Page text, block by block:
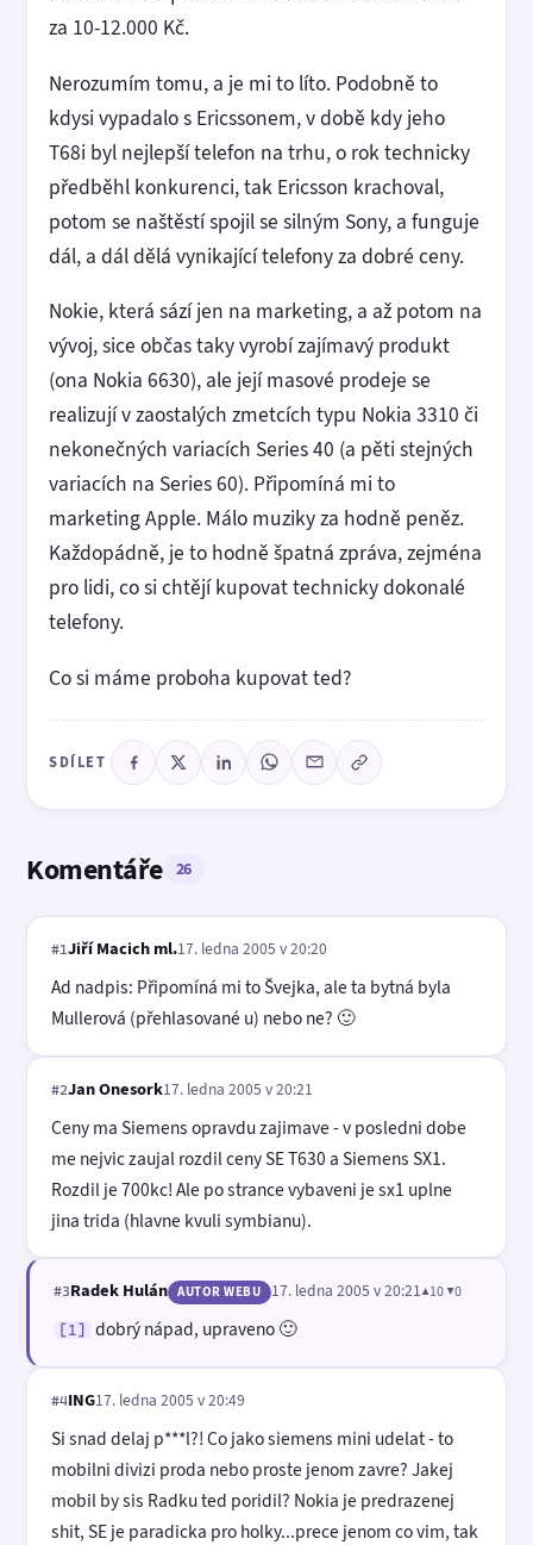
za 10-12.000 Kč.
Nerozumím tomu, a je mi to líto. Podobně to
kdysi vypadalo s Ericssonem, v době kdy jeho
T68i byl nejlepší telefon na trhu, o rok technicky
předběhl konkurenci, tak Ericsson krachoval,
potom se naštěstí spojil se silným Sony, a funguje
dál, a dál dělá vynikající telefony za dobré ceny.
Nokie, která sází jen na marketing, a až potom na
vývoj, sice občas taky vyrobí zajímavý produkt
(ona Nokia 6630), ale její masové prodeje se
realizují v zaostalých zmetcích typu Nokia 3310 či
nekonečných variacích Series 40 (a pěti stejných
variacích na Series 60). Připomíná mi to
marketing Apple. Málo muziky za hodně peněz.
Každopádně, je to hodně špatná zpráva, zejména
pro lidi, co si chtějí kupovat technicky dokonalé
telefony.
Co si máme proboha kupovat ted?
SDÍLET
Komentáře 26
#1Jiří Macich ml.17. ledna 2005 v 20:20
Ad nadpis: Připomíná mi to Švejka, ale ta bytná byla
Mullerová (přehlasované u) nebo ne? 🙂
#2Jan Onesork17. ledna 2005 v 20:21
Ceny ma Siemens opravdu zajimave - v posledni dobe
me nejvic zaujal rozdil ceny SE T630 a Siemens SX1.
Rozdil je 700kc! Ale po strance vybaveni je sx1 uplne
jina trida (hlavne kvuli symbianu).
#3Radek Hulán AUTOR WEBU 17. ledna 2005 v 20:21▲10 ▼0
[1] dobrý nápad, upraveno 🙂
#4ING17. ledna 2005 v 20:49
Si snad delaj p***l?! Co jako siemens mini udelat - to
mobilni divizi proda nebo proste jenom zavre? Jakej
mobil by sis Radku ted poridil? Nokia je predrazenej
shit, SE je paradicka pro holky...prece jenom co vim, tak